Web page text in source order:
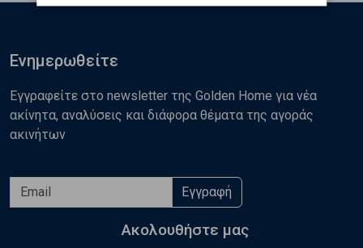
Ενημερωθείτε
Εγγραφείτε στο newsletter της Golden Home για νέα
ακίνητα, αναλύσεις και διάφορα θέματα της αγοράς
ακινήτων
Εγγραφή
Ακολουθήστε μας